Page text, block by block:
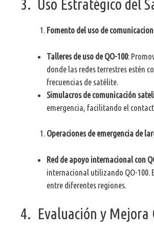
3. Uso Estratégico del
Fomento del uso de
Talleres de uso de QO-100:
donde las redes terrestres estén
frecuencias de satélite.
Simulacros de comunicación
emergencia, facilitando el
Operaciones de emergencia de
Red de apoyo internacional con
internacional utilizando QO-100.
entre diferentes regiones.
4. Evaluación y Mejora